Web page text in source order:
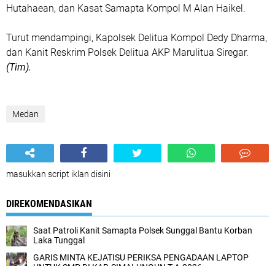
Hutahaean, dan Kasat Samapta Kompol M Alan Haikel.
Turut mendampingi, Kapolsek Delitua Kompol Dedy Dharma,
dan Kanit Reskrim Polsek Delitua AKP Marulitua Siregar.
(Tim).
Medan
masukkan script iklan disini
DIREKOMENDASIKAN
Saat Patroli Kanit Samapta Polsek Sunggal Bantu Korban
Laka Tunggal
GARIS MINTA KEJATISU PERIKSA PENGADAAN LAPTOP